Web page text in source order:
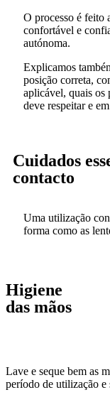
O processo é feito
confortável e
autónoma.
Explicamos
posição correta,
aplicável, quais os
deve respeitar e
Cuidados
contacto
Uma utilização
forma como as
Higiene
das mãos
Lave e seque bem as
período de utilização e